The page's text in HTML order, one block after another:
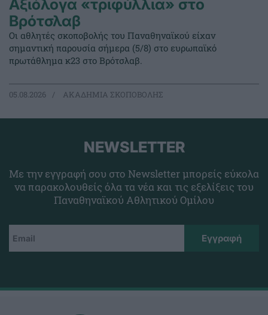
Αξιόλογα «τριφύλλια» στο
Βρότσλαβ
Οι αθλητές σκοποβολής του Παναθηναϊκού είχαν
σημαντική παρουσία σήμερα (5/8) στο ευρωπαϊκό
πρωτάθλημα κ23 στο Βρότσλαβ.
05.08.2026 ΑΚΑΔΗΜΙΑ ΣΚΟΠΟΒΟΛΗΣ
NEWSLETTER
Με την εγγραφή σου στο Newsletter μπορείς εύκολα
να παρακολουθείς όλα τα νέα και τις εξελίξεις του
Παναθηναϊκού Αθλητικού Ομίλου